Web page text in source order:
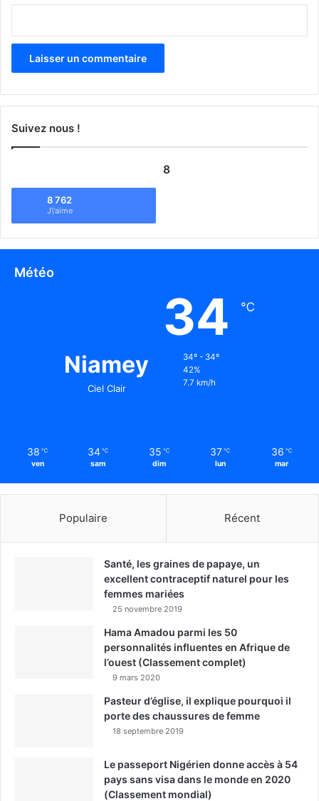
Suivez nous !
8
8 762
J\'aime
Météo
Niamey
Ciel Clair
34 ℃
34º - 34º
42%
7.7 km/h
38 ℃
ven
34 ℃
sam
35 ℃
dim
37 ℃
lun
36 ℃
mar
Populaire Récent
Santé, les graines de papaye, un
excellent contraceptif naturel pour les
femmes mariées
25 novembre 2019
Hama Amadou parmi les 50
personnalités influentes en Afrique de
l’ouest (Classement complet)
9 mars 2020
Pasteur d’église, il explique pourquoi il
porte des chaussures de femme
18 septembre 2019
Le passeport Nigérien donne accès à 54
pays sans visa dans le monde en 2020
(Classement mondial)